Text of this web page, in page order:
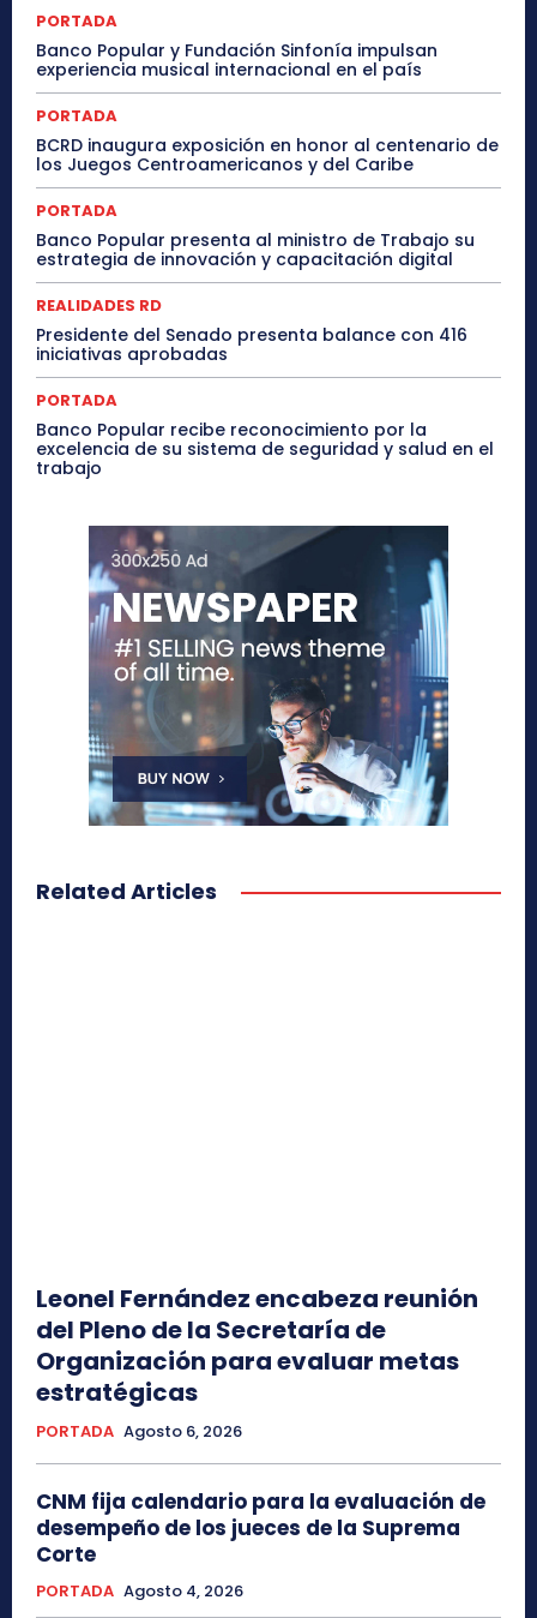
PORTADA
Banco Popular y Fundación Sinfonía impulsan
experiencia musical internacional en el país
PORTADA
BCRD inaugura exposición en honor al centenario de
los Juegos Centroamericanos y del Caribe
PORTADA
Banco Popular presenta al ministro de Trabajo su
estrategia de innovación y capacitación digital
REALIDADES RD
Presidente del Senado presenta balance con 416
iniciativas aprobadas
PORTADA
Banco Popular recibe reconocimiento por la
excelencia de su sistema de seguridad y salud en el
trabajo
Related Articles
Leonel Fernández encabeza reunión
del Pleno de la Secretaría de
Organización para evaluar metas
estratégicas
PORTADA Agosto 6, 2026
CNM fija calendario para la evaluación de
desempeño de los jueces de la Suprema
Corte
PORTADA Agosto 4, 2026